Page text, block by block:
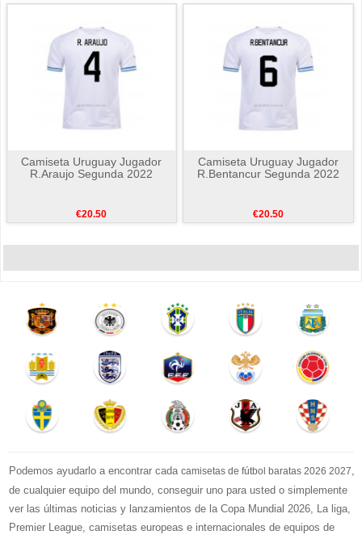
Camiseta Uruguay Jugador
R.Araujo Segunda 2022
€20.50
Camiseta Uruguay Jugador
R.Bentancur Segunda 2022
€20.50
Podemos ayudarlo a encontrar cada camisetas de fútbol baratas 2026 2027
de cualquier equipo del mundo, conseguir uno para usted o simplemente
ver las últimas noticias y lanzamientos de la Copa Mundial 2026, La liga,
Premier League, camisetas europeas e internacionales de equipos de